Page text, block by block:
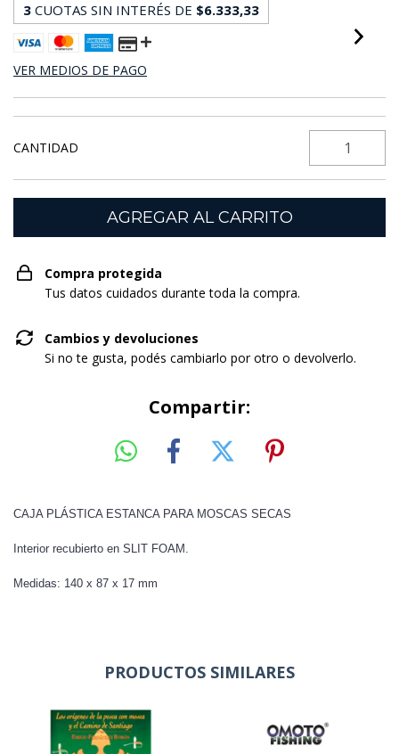
3 CUOTAS SIN INTERÉS DE $6.333,33
VER MEDIOS DE PAGO
CANTIDAD
Compra protegida
Tus datos cuidados durante toda la compra.
Cambios y devoluciones
Si no te gusta, podés cambiarlo por otro o devolverlo.
Compartir:
CAJA PLÁSTICA ESTANCA PARA MOSCAS SECAS
Interior recubierto en SLIT FOAM.
Medidas: 140 x 87 x 17 mm
PRODUCTOS SIMILARES